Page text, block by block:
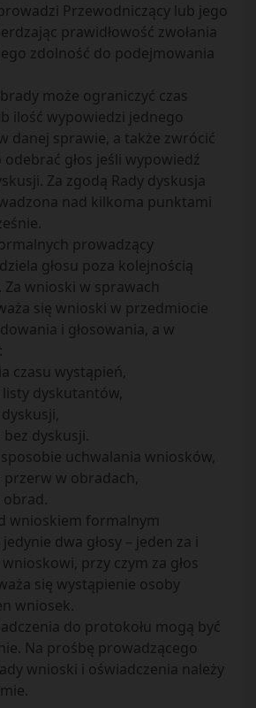
Przewodniczący lub jego
prawidłowość zwołania
zdolność do podejmowania
może ograniczyć czas
ilość wypowiedzi jednego
danej sprawie, a także zwrócić
głos jeśli wypowiedź
Za zgodą Rady dyskusja
nad kilkoma punktami
prowadzący
głosu poza kolejnością
Za wnioski w sprawach
się wnioski w przedmiocie
i głosowania, a w
czasu wystąpień,
dyskutantów,
dyskusji.
uchwalania wniosków,
przerw w obradach,
wnioskiem formalnym
dwa głosy – jeden za i
przy czym za głos
się wystąpienie osoby
wniosek.
do protokołu mogą być
Na prośbę prowadzącego
wnioski i oświadczenia należy